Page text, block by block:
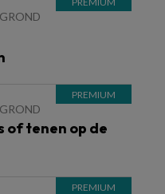
of tenen op de